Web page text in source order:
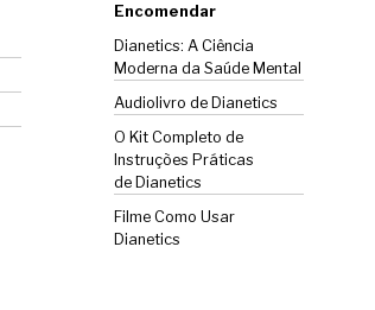
Encomendar
Dianetics: A Ciência
Moderna da Saúde Mental
Audiolivro de Dianetics
O Kit Completo de
Instruções Práticas
de Dianetics
Filme Como Usar
Dianetics